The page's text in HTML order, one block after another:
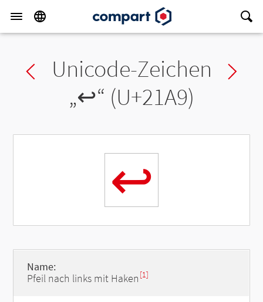
Previous char
Unicode-Zeichen
„↩“ (U+21A9)
↩
Name:
Pfeil nach links mit Haken [1]